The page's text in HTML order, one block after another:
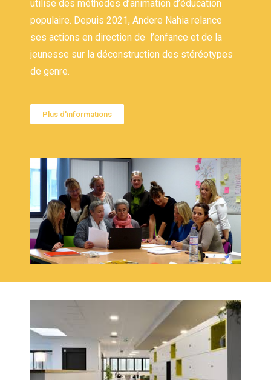
utilise des méthodes d’animation d’éducation
populaire. Depuis 2021, Andere Nahia relance
ses actions en direction de l’enfance et de la
jeunesse sur la déconstruction des stéréotypes
de genre.
Plus d'informations